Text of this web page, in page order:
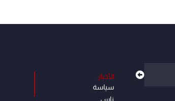
الأخبار
سياسة
ناس